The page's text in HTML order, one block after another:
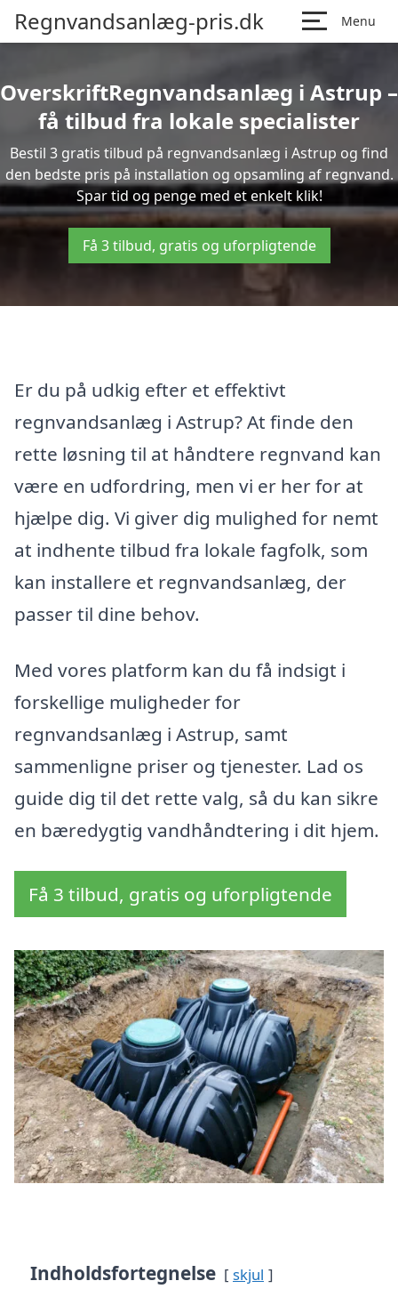
Regnvandsanlæg-pris.dk Menu
OverskriftRegnvandsanlæg i Astrup –
få tilbud fra lokale specialister
Bestil 3 gratis tilbud på regnvandsanlæg i Astrup og find
den bedste pris på installation og opsamling af regnvand.
Spar tid og penge med et enkelt klik!
Få 3 tilbud, gratis og uforpligtende
Er du på udkig efter et effektivt
regnvandsanlæg i Astrup? At finde den
rette løsning til at håndtere regnvand kan
være en udfordring, men vi er her for at
hjælpe dig. Vi giver dig mulighed for nemt
at indhente tilbud fra lokale fagfolk, som
kan installere et regnvandsanlæg, der
passer til dine behov.
Med vores platform kan du få indsigt i
forskellige muligheder for
regnvandsanlæg i Astrup, samt
sammenligne priser og tjenester. Lad os
guide dig til det rette valg, så du kan sikre
en bæredygtig vandhåndtering i dit hjem.
Få 3 tilbud, gratis og uforpligtende
Indholdsfortegnelse skjul